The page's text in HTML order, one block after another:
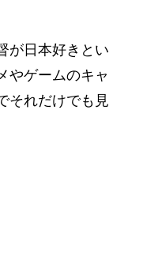
が日本好きとい
やゲームのキャ
それだけでも見